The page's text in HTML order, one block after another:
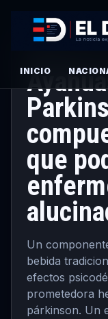
INICIO
que
Un
bebida
efectos
prometedora
párkinson. Un